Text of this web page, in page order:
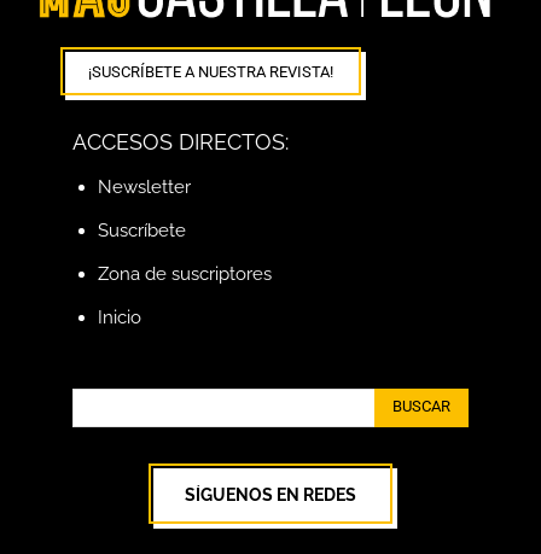
¡SUSCRÍBETE A NUESTRA REVISTA!
ACCESOS DIRECTOS:
Newsletter
Suscríbete
Zona de suscriptores
Inicio
BUSCAR
SÍGUENOS EN REDES